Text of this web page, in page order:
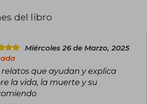
Oro y parte en Producción Marplatense
Estrella de Mar- hasta la seguidilla de
del libro
Miércoles 26 de Marzo, 2025
que ayudan y explica
la vida, la muerte y su